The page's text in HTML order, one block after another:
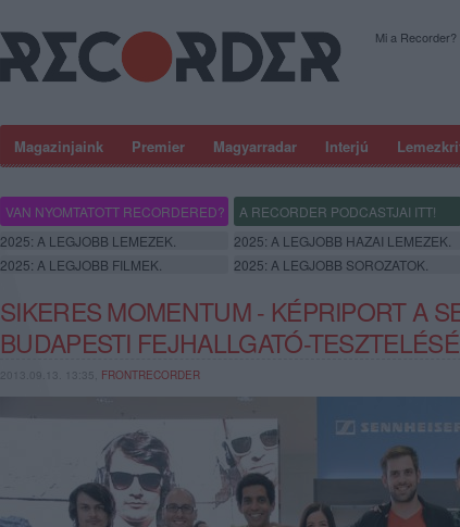
Magazinjaink Premier Magyarradar Interjú
Mi a Recorder?
VAN NYOMTATOTT RECORDERED? A RECORDER PODCASTJAI ITT!
2025: A LEGJOBB LEMEZEK.
2025: A LEGJOBB HAZAI LEMEZEK.
2025: A LEGJOBB FILMEK.
2025: A LEGJOBB SOROZATOK.
SIKERES MOMENTUM - KÉPRIPORT A
BUDAPESTI FEJHALLGATÓ-
2013.09.13. 13:35, FRONTRECORDER